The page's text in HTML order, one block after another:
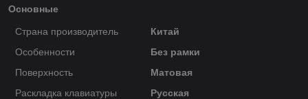
Основные
Страна производитель
Китай
Особенности
Без рамки
Поверхность
Матовая
Раскладка клавиатуры
Русская